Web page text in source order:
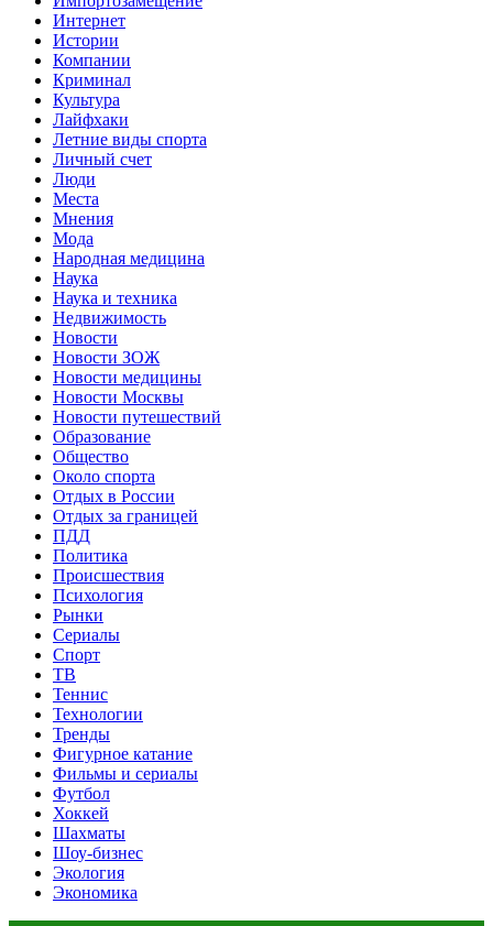
Интернет
Истории
Компании
Криминал
Культура
Лайфхаки
Летние виды спорта
Личный счет
Люди
Места
Мнения
Мода
Народная медицина
Наука
Наука и техника
Недвижимость
Новости
Новости ЗОЖ
Новости медицины
Новости Москвы
Новости путешествий
Образование
Общество
Около спорта
Отдых в России
Отдых за границей
ПДД
Политика
Происшествия
Психология
Рынки
Сериалы
Спорт
ТВ
Теннис
Технологии
Тренды
Фигурное катание
Фильмы и сериалы
Футбол
Хоккей
Шахматы
Шоу-бизнес
Экология
Экономика